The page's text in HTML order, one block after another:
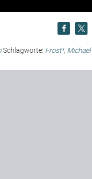
Schlagworte: Frost*,